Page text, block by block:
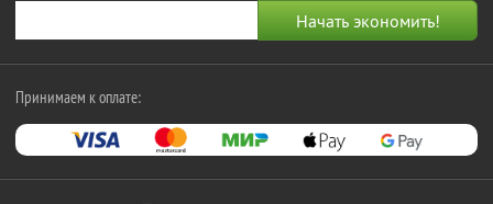
Принимаем к оплате: